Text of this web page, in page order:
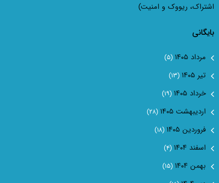
اشتراک، ریووک و امنیت)
بایگانی
مرداد ۱۴۰۵ (۵)
تیر ۱۴۰۵ (۱۳)
خرداد ۱۴۰۵ (۱۹)
اردیبهشت ۱۴۰۵ (۲۸)
فروردین ۱۴۰۵ (۱۸)
اسفند ۱۴۰۴ (۴)
بهمن ۱۴۰۴ (۱۵)